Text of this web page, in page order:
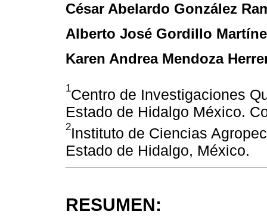
César Abelardo González
Alberto José Gordillo
Karen Andrea Mendoza
1Centro de Investigaciones
Estado de Hidalgo México.
2Instituto de Ciencias
Estado de Hidalgo, México.
RESUMEN: